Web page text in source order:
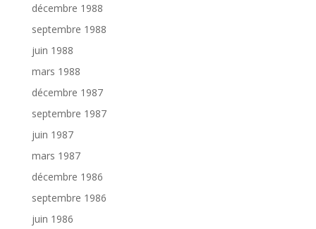
décembre 1988
septembre 1988
juin 1988
mars 1988
décembre 1987
septembre 1987
juin 1987
mars 1987
décembre 1986
septembre 1986
juin 1986